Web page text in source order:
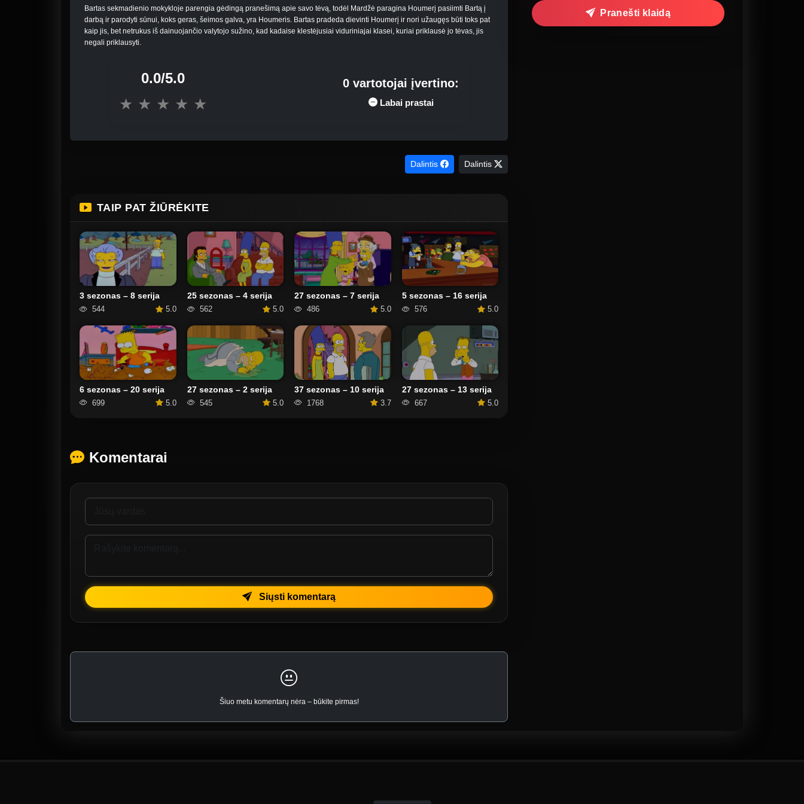
Bartas sekmadienio mokykloje parengia gėdingą pranešimą apie savo tėvą, todėl Mardžė paragina Houmerį pasiimti Bartą į
darbą ir parodyti sūnui, koks geras, šeimos galva, yra Houmeris. Bartas pradeda dievinti Houmerį ir nori užaugęs būti toks pat
kaip jis, bet netrukus iš dainuojančio valytojo sužino, kad kadaise klestėjusiai viduriniajai klasei, kuriai priklausė jo tėvas, jis
negali priklausyti.
0.0/5.0
★ ★ ★ ★ ★
0 vartotojai įvertino:
Labai prastai
Dalintis Dalintis
TAIP PAT ŽIŪRĖKITE
3 sezonas – 8 serija
544 5.0
25 sezonas – 4 serija
562 5.0
27 sezonas – 7 serija
486 5.0
5 sezonas – 16 serija
576 5.0
6 sezonas – 20 serija
699 5.0
27 sezonas – 2 serija
545 5.0
37 sezonas – 10 serija
1768 3.7
27 sezonas – 13 serija
667 5.0
Komentarai
Siųsti komentarą
Šiuo metu komentarų nėra – būkite pirmas!
Pranešti klaidą